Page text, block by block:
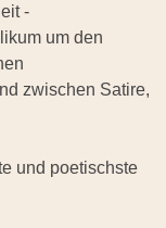
-
um den
zwischen Satire,
und poetischste